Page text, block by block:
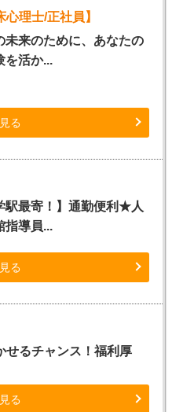
理士/正社員】
未来のために、あなたの
を活か...
る
駅最寄！】通勤便利★人
指導員...
る
せるチャンス！福利厚
る